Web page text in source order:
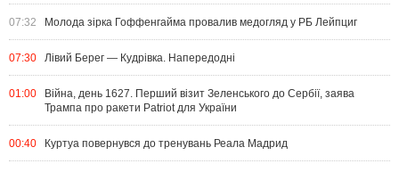
07:32 Молода зірка Гоффенгайма провалив медогляд у РБ Лейпциг
07:30 Лівий Берег — Кудрівка. Напередодні
01:00
Війна, день 1627. Перший візит Зеленського до Сербії, заява
Трампа про ракети Patriot для України
00:40 Куртуа повернувся до тренувань Реала Мадрид